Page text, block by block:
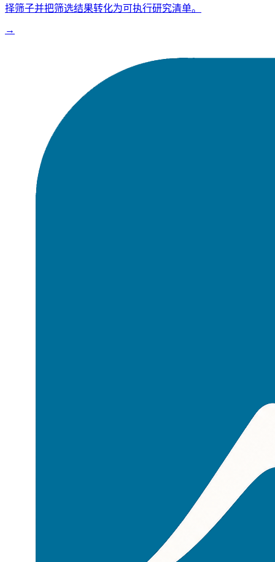
择筛子并把筛选结果转化为可执行研究清单。
→